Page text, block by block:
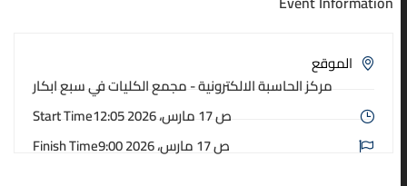
الموقع
مركز الحاسبة الالكترونية - مجمع الكليات في سبع ابكار
Start Time
12:05 ص 17 مارس، 2026
Finish Time
9:00 ص 17 مارس، 2026